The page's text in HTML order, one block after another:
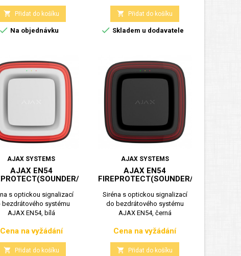
 Přidat do košíku
 Na objednávku
 Přidat do košíku
 Skladem u dodavatele
AJAX SYSTEMS
AJAX EN54
VAD),BÍLÁ
s optickou signalizací
bezdrátového systému
AJAX EN54, bílá
Cena
Cena na vyžádání
 Přidat do košíku
AJAX SYSTEMS
AJAX EN54
FIREPROTECT(SOUNDER/VAD),ČERNÁ
Siréna s optickou signalizací
do bezdrátového systému
AJAX EN54, černá
Cena
Cena na vyžádání
 Přidat do košíku